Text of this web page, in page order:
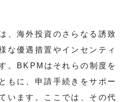
、海外投資のさらなる誘致
な優遇措置やインセンティ
。BKPMはそれらの制度を
もに、申請手続きをサポー
います。ここでは、その代